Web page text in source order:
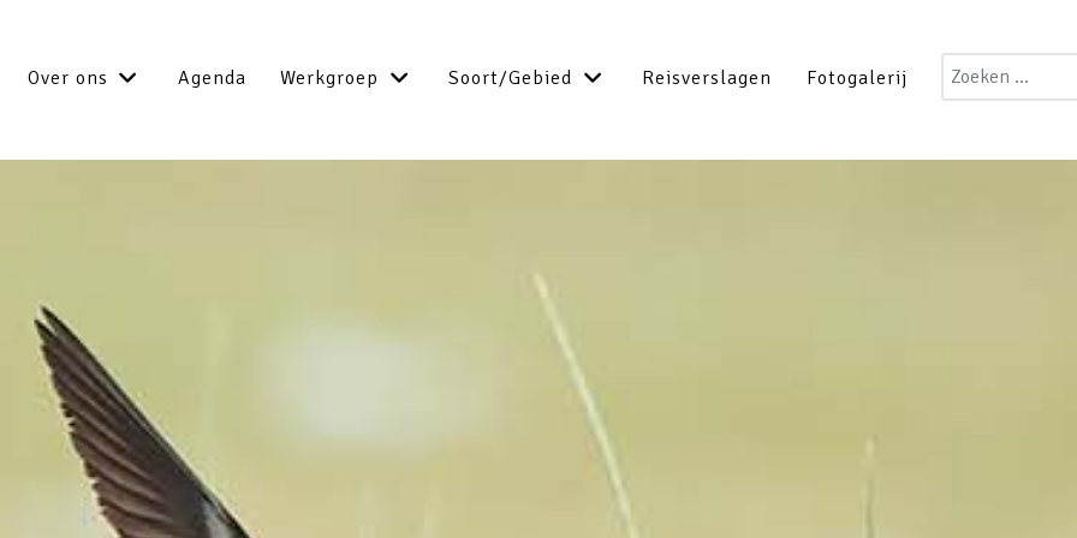
Over ons Agenda Werkgroep Soort/Gebied Reisverslagen Fotogalerij
Zoeken